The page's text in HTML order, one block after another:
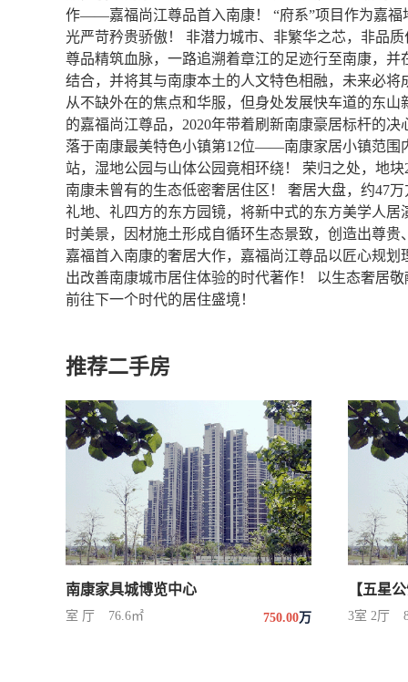
作——嘉福尚江尊品首入南康！ “府系”项目作为嘉福
光严苛矜贵骄傲！ 非潜力城市、非繁华之芯，非品
尊品精筑血脉，一路追溯着章江的足迹行至南康，
结合，并将其与南康本土的人文特色相融，未来必
从不缺外在的焦点和华服，但身处发展快车道的东
的嘉福尚江尊品，2020年带着刷新南康豪居标杆的
落于南康最美特色小镇第12位——南康家居小镇范围
站，湿地公园与山体公园竟相环绕！ 荣归之处，地
南康未曾有的生态低密奢居住区！ 奢居大盘，约47
礼地、礼四方的东方园镜，将新中式的东方美学人
时美景，因材施土形成自循环生态景致，创造出尊
嘉福首入南康的奢居大作，嘉福尚江尊品以匠心规
出改善南康城市居住体验的时代著作！ 以生态奢居
前往下一个时代的居住盛境！
推荐二手房
南康家具城博览中心
室 厅 76.6㎡ 750.00万 3室 2厅